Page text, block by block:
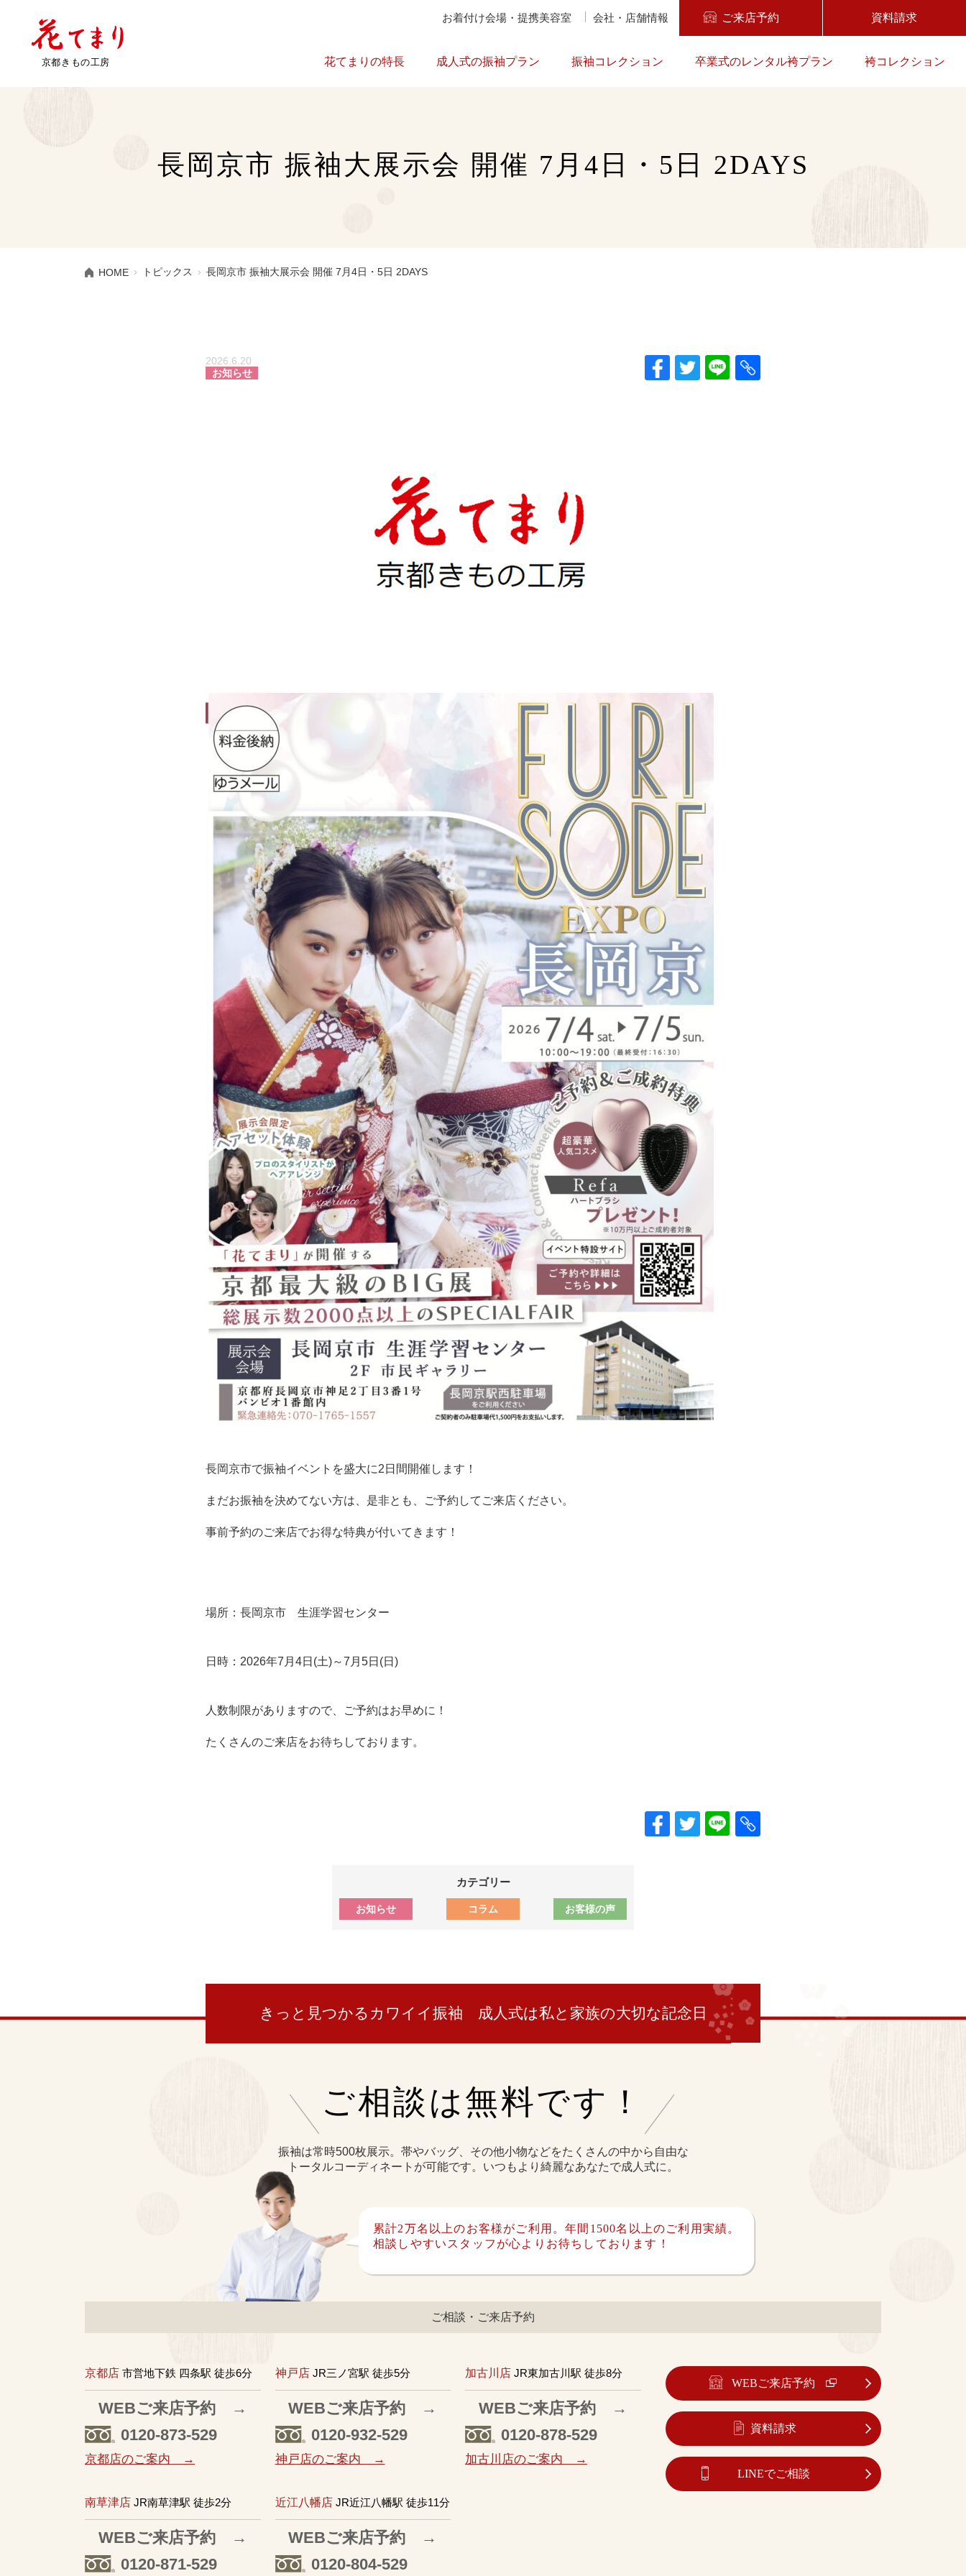
お着付け会場・提携美容室 会社・店舗情報 ご来店予約 資料請求
花てまりの特長 成人式の振袖プラン 振袖コレクション 卒業式のレンタル袴プラン 袴コレクション
HOME トピックス 長岡京市 振袖大展示会 開催 7月4日・5日 2DAYS
長岡京市 振袖大展示会 開催 7月4日・5日 2DAYS
2026.6.20
お知らせ
長岡京市で振袖イベントを盛大に2日間開催します！
まだお振袖を決めてない方は、是非とも、ご予約してご来店ください。
事前予約のご来店でお得な特典が付いてきます！
場所：長岡京市 生涯学習センター
日時：2026年7月4日(土)～7月5日(日)
人数制限がありますので、ご予約はお早めに！
たくさんのご来店をお待ちしております。
カテゴリー
お知らせ コラム お客様の声
きっと見つかるカワイイ振袖 成人式は私と家族の大切な記念日
ご相談は無料です！
振袖は常時500枚展示。 帯やバッグ、その他小物などをたくさんの中から自由な
トータルコーディネートが可能です。 いつもより綺麗なあなたで成人式に。
累計2万名以上のお客様がご利用。年間1500名以上のご利用実績。
相談しやすいスタッフが心よりお待ちしております！
ご相談・ご来店予約
京都店 市営地下鉄 四条駅 徒歩6分
WEBご来店予約 →
0120-873-529
京都店のご案内 →
神戸店 JR三ノ宮駅 徒歩5分
WEBご来店予約 →
0120-932-529
神戸店のご案内 →
加古川店 JR東加古川駅 徒歩8分
WEBご来店予約 →
0120-878-529
加古川店のご案内 →
南草津店 JR南草津駅 徒歩2分
WEBご来店予約 →
0120-871-529
近江八幡店 JR近江八幡駅 徒歩11分
WEBご来店予約 →
0120-804-529
WEBご来店予約
資料請求
LINEでご相談